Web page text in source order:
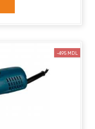
-495 MDL